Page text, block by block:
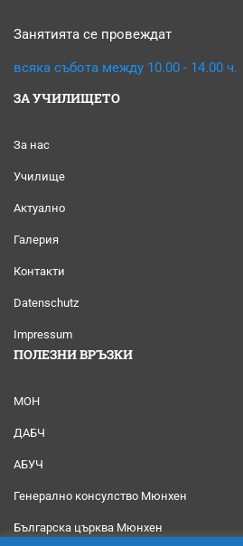
Занятията се провеждат
всяка събота между 10.00 - 14.00 ч.
ЗА УЧИЛИЩЕТО
За нас
Училище
Актуално
Галерия
Контакти
Datenschutz
Impressum
ПОЛЕЗНИ ВРЪЗКИ
МОН
ДАБЧ
АБУЧ
Генерално консулство Мюнхен
Българска църква Мюнхен